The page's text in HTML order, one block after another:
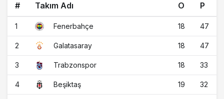
# Takım Adı O P
1 Fenerbahçe 18 47
2 Galatasaray 18 47
3 Trabzonspor 18 33
4 Beşiktaş 19 32